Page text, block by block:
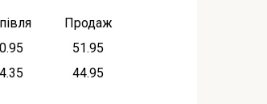
Продаж
51.95
44.95